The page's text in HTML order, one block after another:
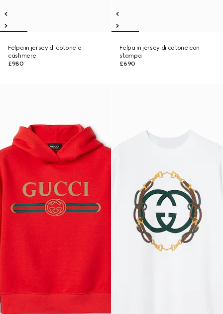
Felpa in jersey di cotone e
cashmere
£980
Felpa in jersey di cotone con
stampa
£690